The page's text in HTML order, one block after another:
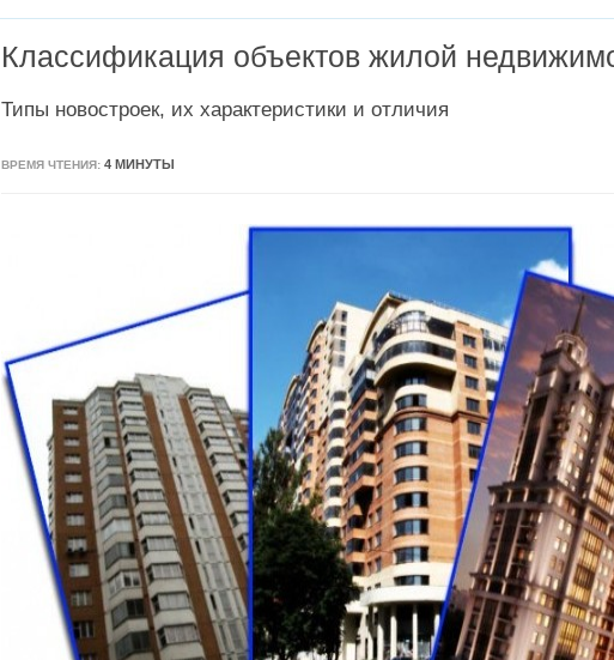
Классификация объектов жилой
Типы новостроек, их характеристики и отличия
ВРЕМЯ ЧТЕНИЯ: 4 МИНУТЫ